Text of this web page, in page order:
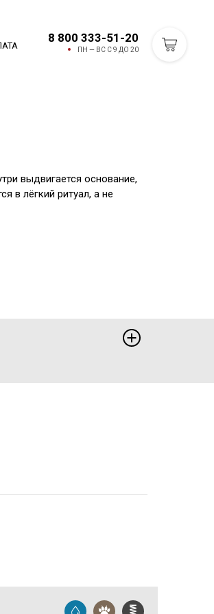
8 800 333-51-20
ПН — ВС С 9 ДО 20
выдвигается основание,
в лёгкий ритуал, а не